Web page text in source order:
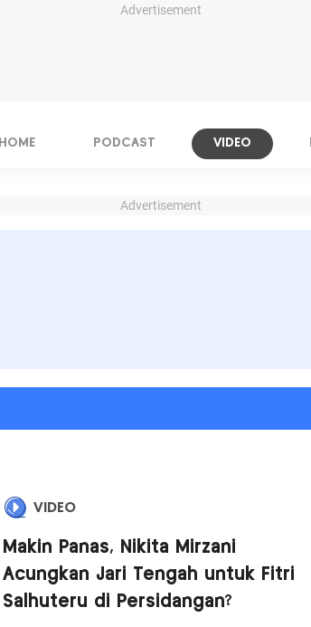
Advertisement
HOME PODCAST VIDEO
Advertisement
VIDEO
Makin Panas, Nikita Mirzani
Acungkan Jari Tengah untuk Fitri
Salhuteru di Persidangan?